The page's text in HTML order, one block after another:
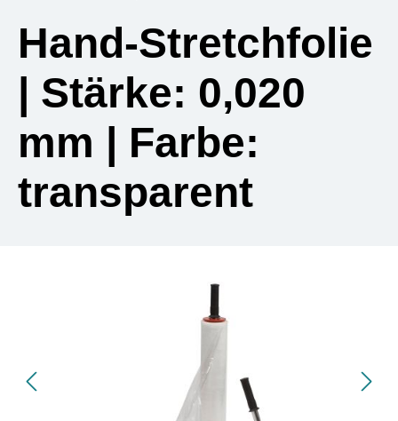
Hand-Stretchfolie
| Stärke: 0,020
mm | Farbe:
transparent